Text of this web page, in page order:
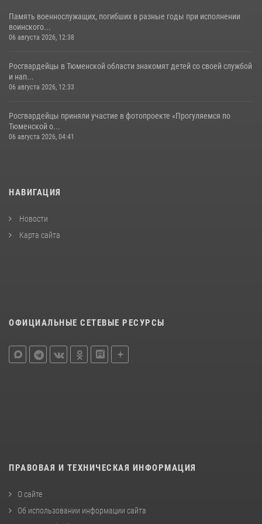
Память военнослужащих, погибших в разные годы при исполнении
воинского...
06 августа 2026, 12:38
Росгвардейцы в Тюменской области знакомят детей со своей службой
и нап...
06 августа 2026, 12:33
Росгвардейцы приняли участие в фотопроекте «Прогуляемся по
Тюменской о...
06 августа 2026, 04:41
НАВИГАЦИЯ
Новости
Карта сайта
ОФИЦИАЛЬНЫЕ СЕТЕВЫЕ РЕСУРСЫ
ПРАВОВАЯ И ТЕХНИЧЕСКАЯ ИНФОРМАЦИЯ
О сайте
Об использовании информации сайта